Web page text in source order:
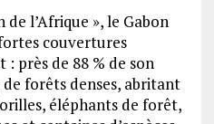
l’Afrique », le Gabon
couvertures
près de 88 % de son
forêts denses, abritant
éléphants de forêt,